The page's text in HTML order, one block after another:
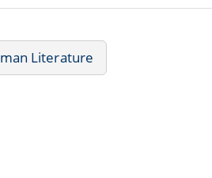
Literature